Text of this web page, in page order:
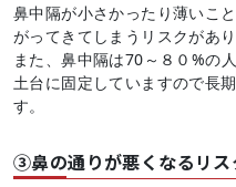
鼻中隔が小さかったり薄いこ
がってきてしまうリスクがあり
また、鼻中隔は70～８０%の
土台に固定していますので長
す。
③鼻の通りが悪くなるリス